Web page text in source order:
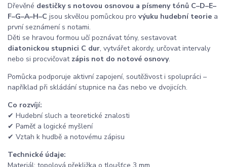
Dřevěné destičky s notovou osnovou a písmeny tónů C–D–E–
F–G–A–H–C jsou skvělou pomůckou pro výuku hudební teorie a
první seznámení s notami.
Děti se hravou formou učí poznávat tóny, sestavovat
diatonickou stupnici C dur, vytvářet akordy, určovat intervaly
nebo si procvičovat zápis not do notové osnovy.
Pomůcka podporuje aktivní zapojení, soutěživost i spolupráci –
například při skládání stupnice na čas nebo ve dvojicích.
Co rozvíjí:
✔ Hudební sluch a teoretické znalosti
✔ Paměť a logické myšlení
✔ Vztah k hudbě a notovému zápisu
Technické údaje: